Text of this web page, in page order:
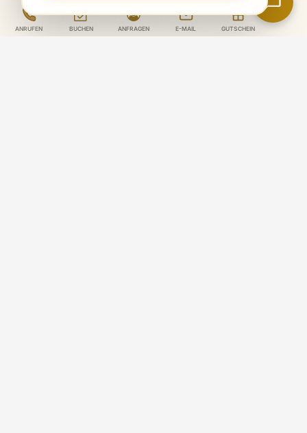
Welche Bergbahnen und Seilbahnen sind mit der
Silvretta Card Premium inklusive?